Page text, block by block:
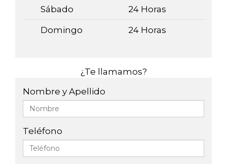
Sábado 24 Horas
Domingo 24 Horas
¿Te llamamos?
Nombre y Apellido
Teléfono